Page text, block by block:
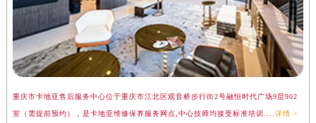
重庆市卡地亚售后服务中心位于重庆市江北区观音桥步行街2号融恒时代广场9层902
室（需提前预约），是卡地亚维修保养服务网点,中心技师均接受标准培训.... 详情 >